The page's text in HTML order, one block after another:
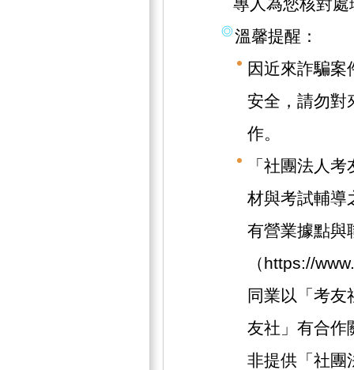
溫馨提醒：
因近來詐騙案
安全，請勿對
作。
「社團法人
材與考試輔導
有營業據點與
（https://
同業以「考友
友社」有合作
非提供「社團